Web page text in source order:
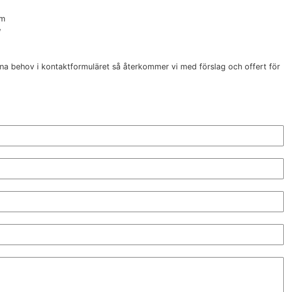
behov i kontaktformuläret så återkommer vi med förslag och offert för